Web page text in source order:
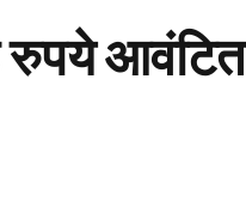
रुपये आवंटित